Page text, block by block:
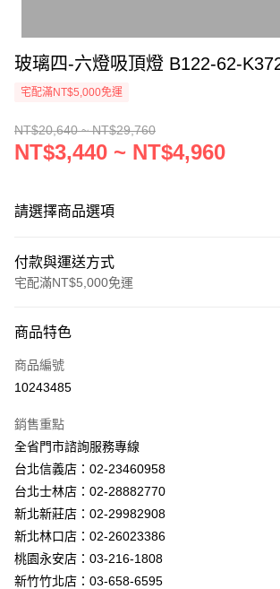
玻璃四-六燈吸頂燈 B122-62-
宅配滿NT$5,000免運
NT$20,640 ~ NT$29,760
NT$3,440 ~ NT$4,960
請選擇商品選項
付款與運送方式
宅配滿NT$5,000免運
信用卡一次付款
LINE Pay
街口支付
悠遊付
Google Pay
全盈+PAY
AFTEE先享後付
商品特色
商品編號
10243485
銷售重點
全省門市諮詢服務專線
台北信義店：02-23460958
台北士林店：02-28882770
新北新莊店：02-29982908
新北林口店：02-26023386
桃園永安店：03-216-1808
新竹竹北店：03-658-6595